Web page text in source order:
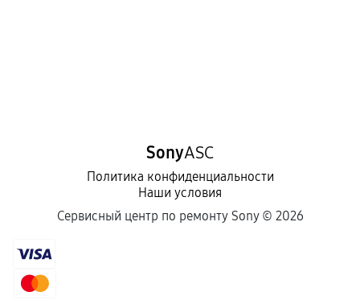
SonyASC
Политика конфиденциальности
Наши условия
Сервисный центр по ремонту Sony © 2026